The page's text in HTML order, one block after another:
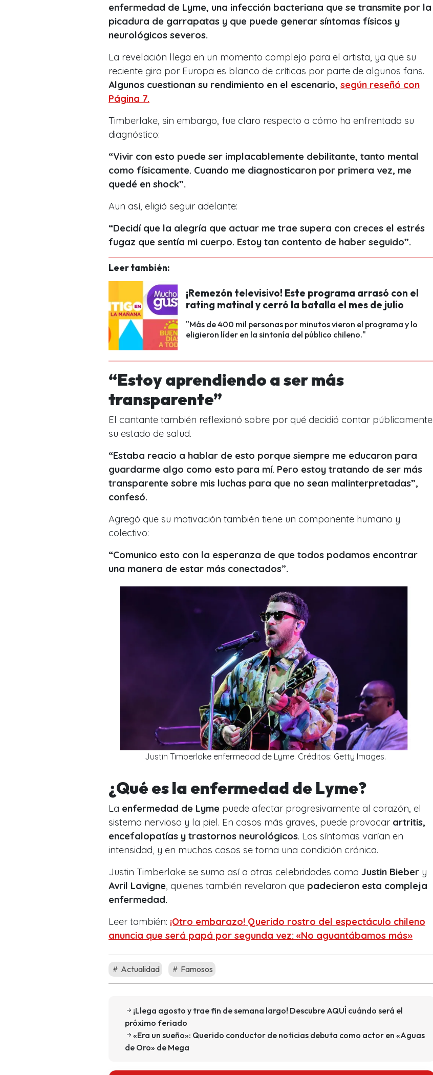
enfermedad de Lyme, una infección bacteriana que se transmite por la
picadura de garrapatas y que puede generar síntomas físicos y
neurológicos severos.
La revelación llega en un momento complejo para el artista, ya que su
reciente gira por Europa es blanco de críticas por parte de algunos fans.
Algunos cuestionan su rendimiento en el escenario, según reseñó con
Página 7.
Timberlake, sin embargo, fue claro respecto a cómo ha enfrentado su
diagnóstico:
“Vivir con esto puede ser implacablemente debilitante, tanto mental
como físicamente. Cuando me diagnosticaron por primera vez, me
quedé en shock”.
Aun así, eligió seguir adelante:
“Decidí que la alegría que actuar me trae supera con creces el estrés
fugaz que sentía mi cuerpo. Estoy tan contento de haber seguido”.
Leer también:
¡Remezón televisivo! Este programa arrasó con el
rating matinal y cerró la batalla el mes de julio
"Más de 400 mil personas por minutos vieron el programa y lo
eligieron líder en la sintonía del público chileno."
“Estoy aprendiendo a ser más
transparente”
El cantante también reflexionó sobre por qué decidió contar públicamente
su estado de salud.
“Estaba reacio a hablar de esto porque siempre me educaron para
guardarme algo como esto para mí. Pero estoy tratando de ser más
transparente sobre mis luchas para que no sean malinterpretadas”,
confesó.
Agregó que su motivación también tiene un componente humano y
colectivo:
“Comunico esto con la esperanza de que todos podamos encontrar
una manera de estar más conectados”.
Justin Timberlake enfermedad de Lyme. Créditos: Getty Images.
¿Qué es la enfermedad de Lyme?
La enfermedad de Lyme puede afectar progresivamente al corazón, el
sistema nervioso y la piel. En casos más graves, puede provocar artritis,
encefalopatías y trastornos neurológicos. Los síntomas varían en
intensidad, y en muchos casos se torna una condición crónica.
Justin Timberlake se suma así a otras celebridades como Justin Bieber y
Avril Lavigne , quienes también revelaron que padecieron esta compleja
enfermedad.
Leer también: ¡Otro embarazo! Querido rostro del espectáculo chileno
anuncia que será papá por segunda vez: «No aguantábamos más»
Actualidad Famosos
¡Llega agosto y trae fin de semana largo! Descubre AQUÍ cuándo será el
próximo feriado
«Era un sueño»: Querido conductor de noticias debuta como actor en «Aguas
de Oro» de Mega